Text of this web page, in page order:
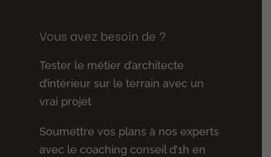
Vous avez besoin de ?
Tester le métier d’architecte
d’intérieur sur le terrain avec un
vrai projet
Soumettre vos plans à nos experts
avec le coaching conseil d’1h en